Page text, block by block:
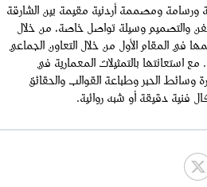
ورسامة ومصممة أردنية مقيمة بين الشارقة
والتصميم وسيلة تواصل خاصة، من خلال
في المقام الأول من خلال التعاون الجماعي
مع استعانتها بالتمثيلات المعمارية في
الحبر وطباعة القوالب والحقائق
فنية دقيقة أو شبه روائية.